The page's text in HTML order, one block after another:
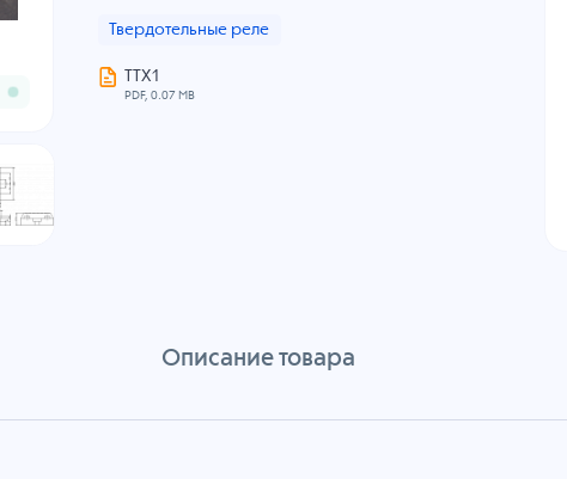
Твердотельные реле
ТТХ1
PDF, 0.07 MB
Описание товара